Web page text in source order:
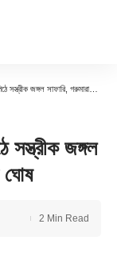
সাফারি, গরুমারায় মুগ্ধ মন্ত্রী দিলীপ ঘোষ
জঙ্গল
ঘোষ
2 Min Read